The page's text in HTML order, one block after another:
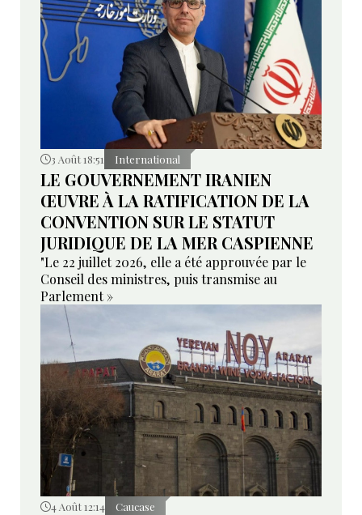
3 Août 18:51 International
LE GOUVERNEMENT IRANIEN
ŒUVRE À LA RATIFICATION DE LA
CONVENTION SUR LE STATUT
JURIDIQUE DE LA MER CASPIENNE
"Le 22 juillet 2026, elle a été approuvée par le
Conseil des ministres, puis transmise au
Parlement »
4 Août 12:14 Caucase